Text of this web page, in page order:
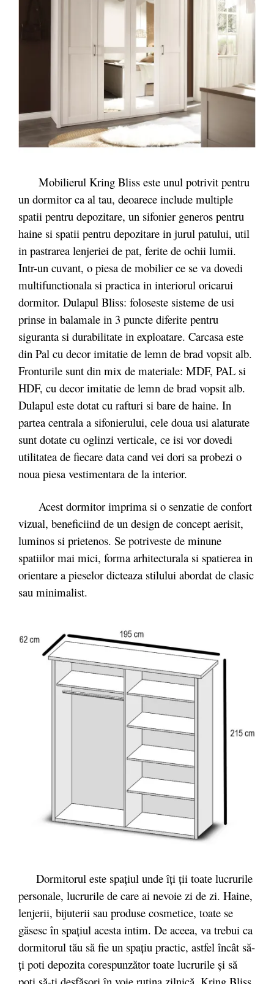
Mobilierul Kring Bliss este unul potrivit pentru
un dormitor ca al tau, deoarece include multiple
spatii pentru depozitare, un sifonier generos pentru
haine si spatii pentru depozitare in jurul patului, util
in pastrarea lenjeriei de pat, ferite de ochii lumii.
Intr-un cuvant, o piesa de mobilier ce se va dovedi
multifunctionala si practica in interiorul oricarui
dormitor. Dulapul Bliss: foloseste sisteme de usi
prinse in balamale in 3 puncte diferite pentru
siguranta si durabilitate in exploatare. Carcasa este
din Pal cu decor imitatie de lemn de brad vopsit alb.
Fronturile sunt din mix de materiale: MDF, PAL si
HDF, cu decor imitatie de lemn de brad vopsit alb.
Dulapul este dotat cu rafturi si bare de haine. In
partea centrala a sifonierului, cele doua usi alaturate
sunt dotate cu oglinzi verticale, ce isi vor dovedi
utilitatea de fiecare data cand vei dori sa probezi o
noua piesa vestimentara de la interior.
Acest dormitor imprima si o senzatie de confort
vizual, beneficiind de un design de concept aerisit,
luminos si prietenos. Se potriveste de minune
spatiilor mai mici, forma arhitecturala si spatierea in
orientare a pieselor dicteaza stilului abordat de clasic
sau minimalist.
Dormitorul este spațiul unde îți ții toate lucrurile
personale, lucrurile de care ai nevoie zi de zi. Haine,
lenjerii, bijuterii sau produse cosmetice, toate se
găsesc în spațiul acesta intim. De aceea, va trebui ca
dormitorul tău să fie un spațiu practic, astfel încât să-
ți poti depozita corespunzător toate lucrurile și să